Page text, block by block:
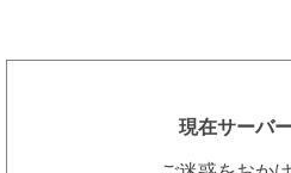
現在サーバ